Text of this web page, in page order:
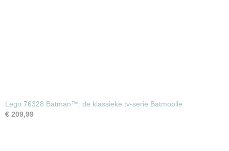
Lego 76328 Batman™: de klassieke tv-serie Batmobile
€ 209,99